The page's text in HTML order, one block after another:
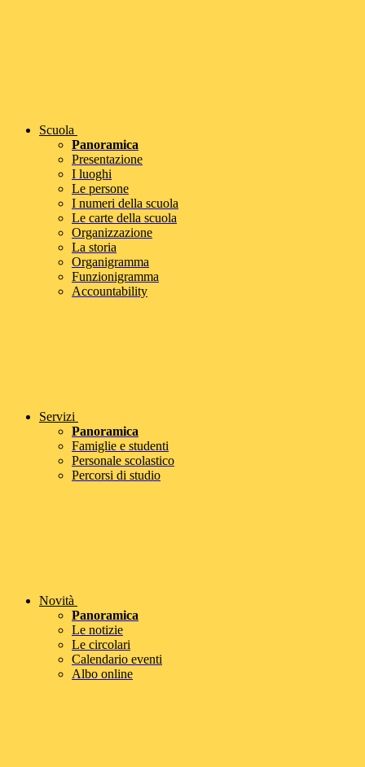
Scuola
Panoramica
Presentazione
I luoghi
Le persone
I numeri della scuola
Le carte della scuola
Organizzazione
La storia
Organigramma
Funzionigramma
Accountability
Servizi
Panoramica
Famiglie e studenti
Personale scolastico
Percorsi di studio
Novità
Panoramica
Le notizie
Le circolari
Calendario eventi
Albo online